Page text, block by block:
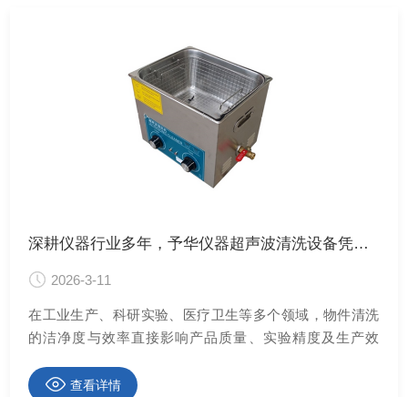
深耕仪器行业多年，予华仪器超声波清洗设备凭实力立足市场
2026-3-11
在工业生产、科研实验、医疗卫生等多个领域，物件清洗
的洁净度与效率直接影响产品质量、实验精度及生产效
伤物件等问题，难以满足各行业日益提升的清洗需求。超
查看详情